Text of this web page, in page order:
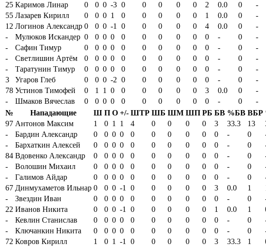
25 Каримов Линар 0 0 0 -3 0 0 0 0 0 2 0.0 0 -
55 Лазарев Кирилл 0 0 0 1 0 0 0 0 0 1 0.0 0 -
12 Логинов Александр 0 0 0 -1 0 0 0 0 0 4 0.0 0 -
-
Мулюков Искандер 0 0 0 0 0 0 0 0 0 0 - 0 -
-
Сафин Тимур 0 0 0 0 0 0 0 0 0 0 - 0 -
-
Светлишин Артём 0 0 0 0 0 0 0 0 0 0 - 0 -
-
Таратунин Тимур 0 0 0 0 0 0 0 0 0 0 - 0 -
3
Угаров Глеб 0 0 0 -2 0 0 0 0 0 0 - 0 -
78 Устинов Тимофей 0 1 1 0 0 0 0 0 0 3 0.0 0 -
-
Шмаков Вячеслав 0 0 0 0 0 0 0 0 0 0 - 0 -
№
Нападающие Ш П О +/- ШТР ШБ ШМ ШП РБ БВ %БВ ВБР
97 Антонов Максим 1 0 1 1 4 0 0 0 0 3 33.3 13
-
Бардин Александр 0 0 0 0 0 0 0 0 0 0 - 0
-
Бархаткин Алексей 0 0 0 0 0 0 0 0 0 0 - 0
84 Вдовенко Александр 0 0 0 0 0 0 0 0 0 0 - 0
-
Волошин Михаил 0 0 0 0 0 0 0 0 0 0 - 0
-
Галимов Айдар 0 0 0 0 0 0 0 0 0 0 - 0
67 Динмухаметов Ильнар 0 0 0 -1 0 0 0 0 0 3 0.0 1
-
Звездин Иван 0 0 0 0 0 0 0 0 0 0 - 0
22 Иванов Никита 0 0 0 -1 0 0 0 0 0 1 0.0 1
-
Кевлин Станислав 0 0 0 0 0 0 0 0 0 0 - 0
-
Ключанкин Никита 0 0 0 0 0 0 0 0 0 0 - 0
72 Ковров Кирилл 1 0 1 -1 0 0 0 0 0 3 33.3 1